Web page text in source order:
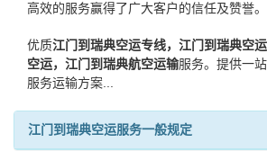
高效的服务赢得了广大客户的信任及赞誉。
优质江门到瑞典空运专线，江门到瑞典空
空运，江门到瑞典航空运输服务。提供一
服务运输方案...
江门到瑞典空运服务一般规定